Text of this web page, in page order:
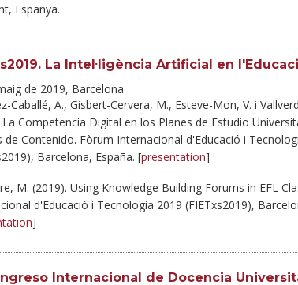
Espanya.
La Intel·ligència Artificial en
de 2019, Barcelona
Caballé, A., Gisbert-Cervera, M., Esteve-Mon, V. i
La Competencia Digital en los Planes de Estudio
de Contenido. Fòrum Internacional d'Educació i
Barcelona, España. [presentation]
M. (2019). Using Knowledge Building Forums in EFL
d'Educació i Tecnologia 2019 (FIETxs2019),
]
Internacional de Docencia